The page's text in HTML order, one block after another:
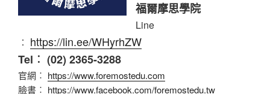
福爾摩思學院
Line
︰ https://lin.ee/WHyrhZW
Tel︰ (02) 2365-3288
官網︰ https://www.foremostedu.com
臉書︰ https://www.facebook.com/foremostedu.tw